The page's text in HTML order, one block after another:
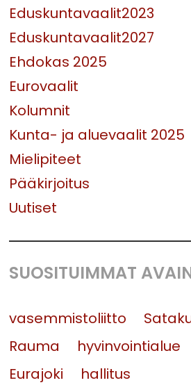
Eduskuntavaalit2023
Eduskuntavaalit2027
Ehdokas 2025
Eurovaalit
Kolumnit
Kunta- ja aluevaalit 2025
Mielipiteet
Pääkirjoitus
Uutiset
SUOSITUIMMAT
vasemmistoliitto
Rauma
hyvinvointialue
Eurajoki
hallitus